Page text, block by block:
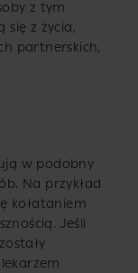
z tym
się z życia,
partnerskich,
w podobny
Na przykład
kołataniem
Jeśli